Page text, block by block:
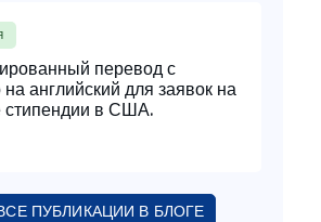
перевод с
на английский для заявок на
стипендии в США.
ПУБЛИКАЦИИ В БЛОГЕ